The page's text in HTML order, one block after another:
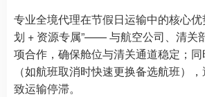
专业全境代理在节假日运输中的核心优
划 + 资源专属”—— 与航空公司、清关
项合作，确保舱位与清关通道稳定；
（如航班取消时快速更换备选航班）
致运输停滞。